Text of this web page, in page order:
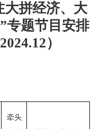
大拼经济、大
专题节目安排
）
牵头